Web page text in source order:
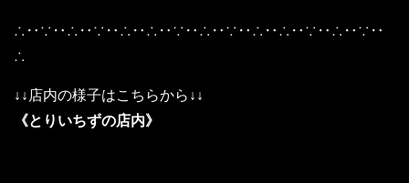
∴‥∵‥∴‥∵‥∴‥∴‥∵‥∴‥∵‥∴‥∴‥∵‥∴‥∵‥
∴
↓↓店内の様子はこちらから↓↓
《とりいちずの店内》